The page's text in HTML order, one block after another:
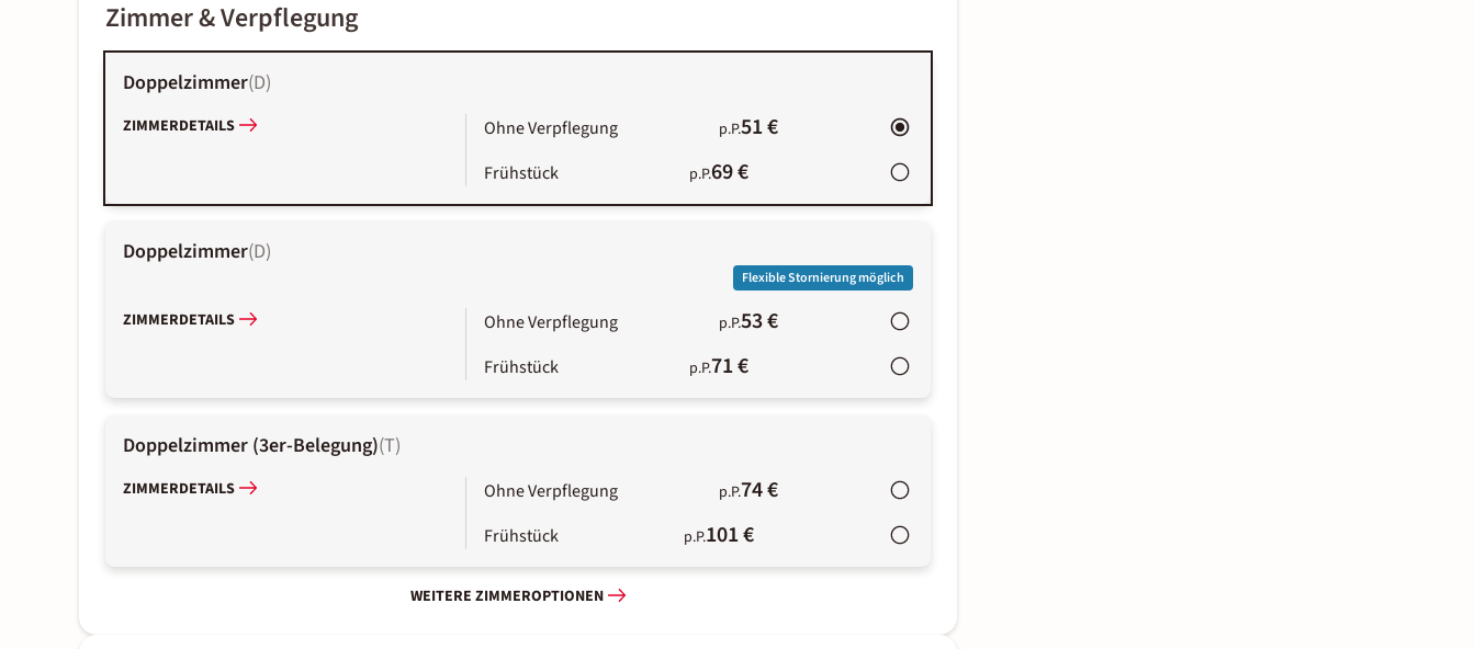
Zimmer & Verpflegung
Doppelzimmer(D)
ZIMMERDETAILS Ohne Verpflegung p.P.51 €
Frühstück p.P.69 €
Doppelzimmer(D)
Flexible Stornierung möglich
ZIMMERDETAILS Ohne Verpflegung p.P.53 €
Frühstück p.P.71 €
Doppelzimmer (3er-Belegung)(T)
ZIMMERDETAILS Ohne Verpflegung p.P.74 €
Frühstück p.P.101 €
WEITERE ZIMMEROPTIONEN